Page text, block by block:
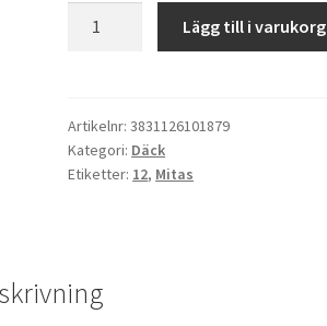
110/90
-
12
mängd
Lägg till i varukorg
Artikelnr:3831126101879
Kategori: Däck
Etiketter: 12, Mitas